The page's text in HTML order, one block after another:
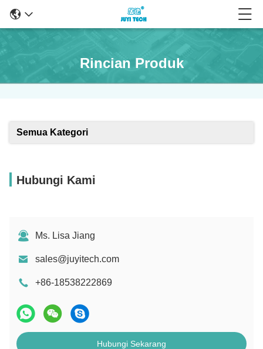
Rincian Produk
Semua Kategori
Hubungi Kami
Ms. Lisa Jiang
sales@juyitech.com
+86-18538222869
Hubungi Sekarang